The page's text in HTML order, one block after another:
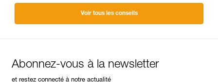
Voir tous les conseils
Abonnez-vous à la newsletter
et restez connecté à notre actualité